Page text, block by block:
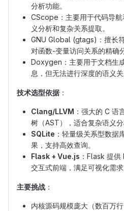
分析功能。
CScope：主要用于代码导
义分析和复杂关系提取。
GNU Global (gtags)：擅长
对函数-变量访问关系的精确
Doxygen：主要用于文档生
息，但无法进行深度的语义关
技术选型依据 ：
Clang/LLVM ：强大的 C 语
树（AST），适合复杂语义分
SQLite ：轻量级关系型数据
果，支持高效查询。
Flask + Vue.js ：Flask 提
交互式前端，满足可视化需求
主要挑战 ：
内核源码规模庞大（数百万